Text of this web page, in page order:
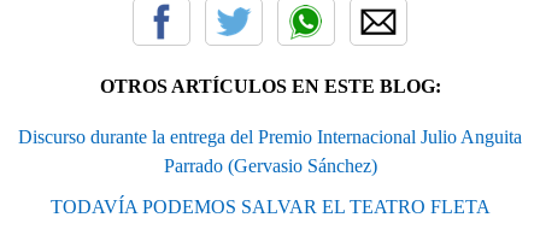
OTROS ARTÍCULOS EN ESTE BLOG:
Discurso durante la entrega del Premio Internacional Julio Anguita
Parrado (Gervasio Sánchez)
TODAVÍA PODEMOS SALVAR EL TEATRO FLETA